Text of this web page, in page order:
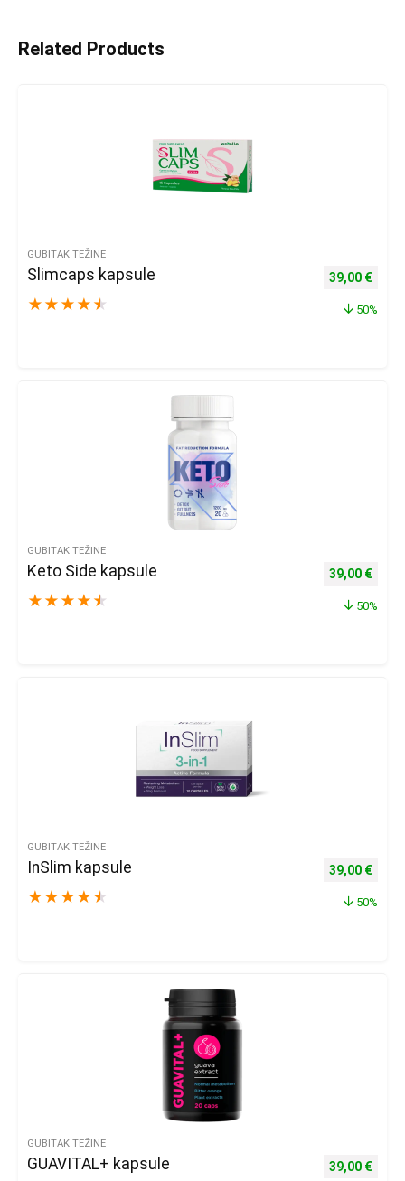
Related Products
GUBITAK TEŽINE
Slimcaps kapsule
★ ★ ★ ★ ★
Izvorna
39,00 €
50%
GUBITAK TEŽINE
Keto Side kapsule
★ ★ ★ ★ ★
Izvorna
39,00 €
50%
GUBITAK TEŽINE
InSlim kapsule
★ ★ ★ ★ ★
Izvorna
39,00 €
50%
GUBITAK TEŽINE
GUAVITAL+ kapsule
Izvorna
39,00 €